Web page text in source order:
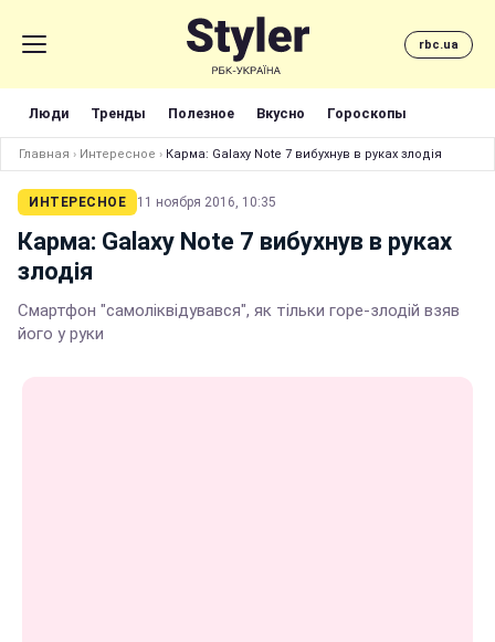
rbc.ua
Люди Тренды Полезное Вкусно Гороскопы
Главная › Интересное › Карма: Galaxy Note 7 вибухнув в руках злодія
ИНТЕРЕСНОЕ 11 ноября 2016, 10:35
Карма: Galaxy Note 7 вибухнув в руках
злодія
Смартфон "самоліквідувався", як тільки горе-злодій взяв
його у руки